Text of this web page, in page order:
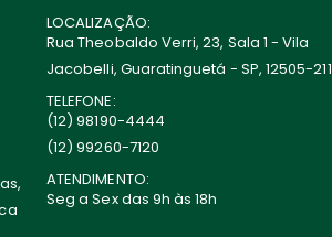
LOCALIZAÇÃO:
Rua Theobaldo Verri, 23, Sala 1 - Vila
Jacobelli, Guaratinguetá - SP, 12505-211
TELEFONE:
(12) 98190-4444
(12) 99260-7120
ATENDIMENTO:
Seg a Sex das 9h às 18h